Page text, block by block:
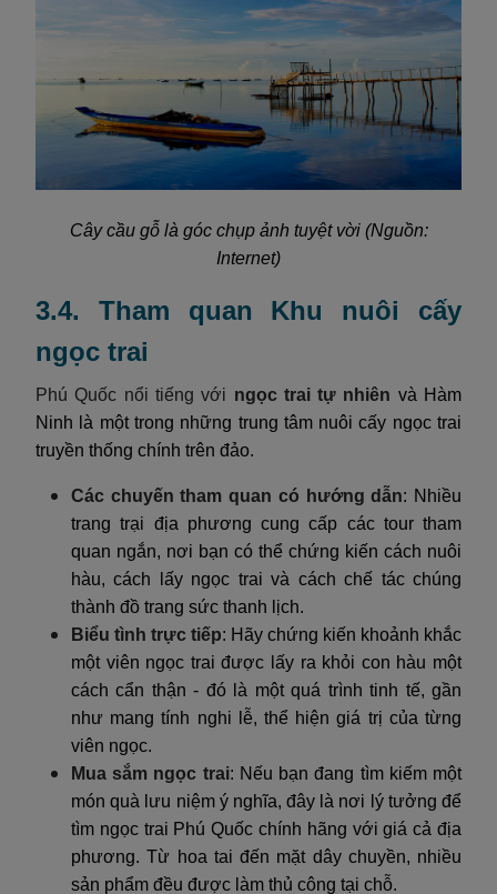
Cây cầu gỗ là góc chụp ảnh tuyệt vời (Nguồn:
Internet)
3.4. Tham quan Khu nuôi cấy
ngọc trai
Phú Quốc nổi tiếng với ngọc trai tự nhiên và Hàm
Ninh là một trong những trung tâm nuôi cấy ngọc trai
truyền thống chính trên đảo.
Các chuyến tham quan có hướng dẫn: Nhiều
trang trại địa phương cung cấp các tour tham
quan ngắn, nơi bạn có thể chứng kiến cách nuôi
hàu, cách lấy ngọc trai và cách chế tác chúng
thành đồ trang sức thanh lịch.
Biểu tình trực tiếp: Hãy chứng kiến khoảnh khắc
một viên ngọc trai được lấy ra khỏi con hàu một
cách cẩn thận - đó là một quá trình tinh tế, gần
như mang tính nghi lễ, thể hiện giá trị của từng
viên ngọc.
Mua sắm ngọc trai: Nếu bạn đang tìm kiếm một
món quà lưu niệm ý nghĩa, đây là nơi lý tưởng để
tìm ngọc trai Phú Quốc chính hãng với giá cả địa
phương. Từ hoa tai đến mặt dây chuyền, nhiều
sản phẩm đều được làm thủ công tại chỗ.